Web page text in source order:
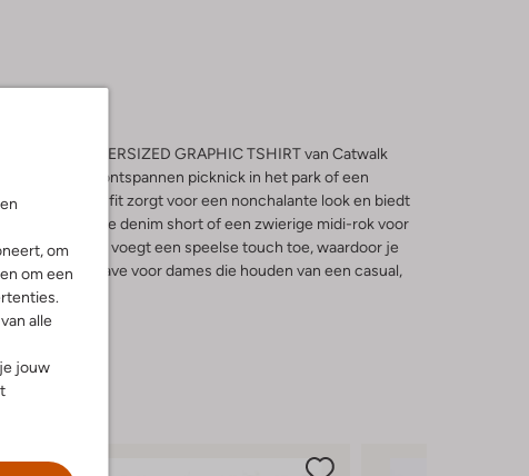
om
om een
alle
jouw
in met het OVERSIZED GRAPHIC TSHIRT van Catwalk
voor een ontspannen picknick in het park of een
De oversized fit zorgt voor een nonchalante look en biedt
met een lichte denim short of een zwierige midi-rok voor
print voegt een speelse touch toe, waardoor je
Een must-have voor dames die houden van een casual,